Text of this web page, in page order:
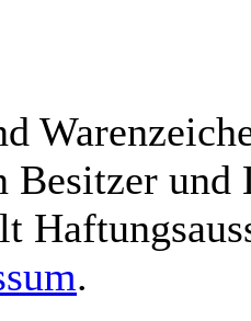
Besitzer und
.